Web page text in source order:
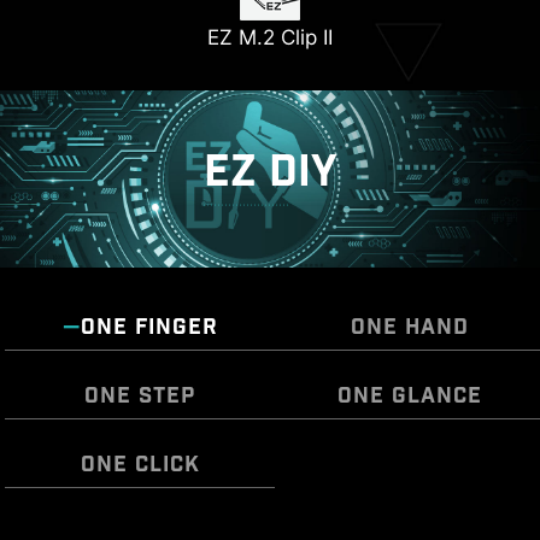
EZ M.2 Clip II
EZ DIY
ONE FINGER ONE HAND
ONE STEP ONE GLANCE
ONE CLICK